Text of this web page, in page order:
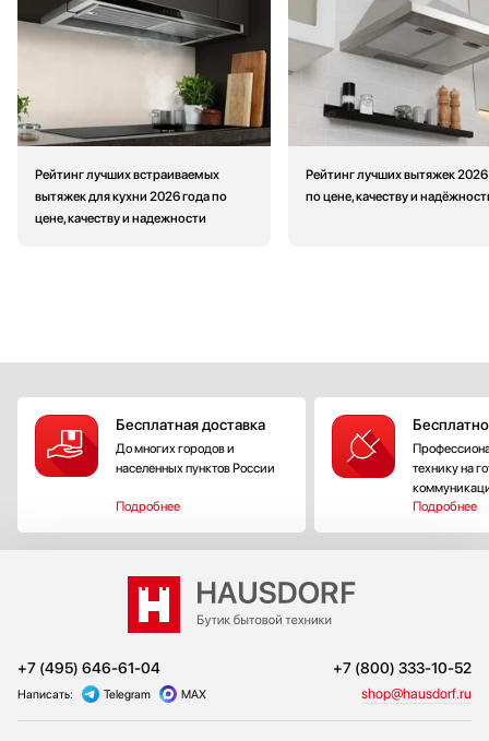
Рейтинг лучших встраиваемых
вытяжек для кухни 2026 года по
цене, качеству и надежности
Рейтинг лучших вытяжек 2026
по цене, качеству и
Бесплатная доставка
До многих городов и
населенных пунктов России
Подробнее
технику на
Подробнее
+7 (495) 646-61-04 +7 (800) 333-10-52
Написать: Telegram MAX shop@hausdorf.ru